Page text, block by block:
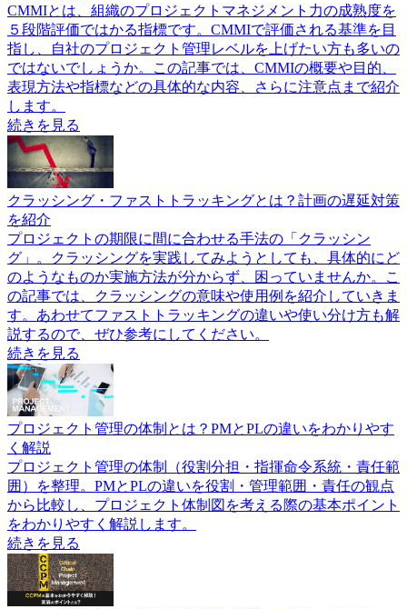
CMMIとは、組織のプロジェクトマネジメント力の成熟度を
５段階評価ではかる指標です。CMMIで評価される基準を目
指し、自社のプロジェクト管理レベルを上げたい方も多いの
ではないでしょうか。この記事では、CMMIの概要や目的、
表現方法や指標などの具体的な内容、さらに注意点まで紹介
します。
続きを見る
クラッシング・ファストトラッキングとは？計画の遅延対策
を紹介
プロジェクトの期限に間に合わせる手法の「クラッシン
グ」。クラッシングを実践してみようとしても、具体的にど
のようなものか実施方法が分からず、困っていませんか。こ
の記事では、クラッシングの意味や使用例を紹介していきま
す。あわせてファストトラッキングの違いや使い分け方も解
説するので、ぜひ参考にしてください。
続きを見る
プロジェクト管理の体制とは？PMとPLの違いをわかりやす
く解説
プロジェクト管理の体制（役割分担・指揮命令系統・責任範
囲）を整理。PMとPLの違いを役割・管理範囲・責任の観点
から比較し、プロジェクト体制図を考える際の基本ポイント
をわかりやすく解説します。
続きを見る